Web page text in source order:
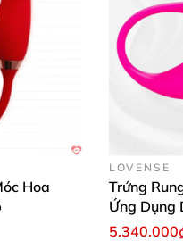
Hoa
LOVENSE
Trứng
Ứng Dụng